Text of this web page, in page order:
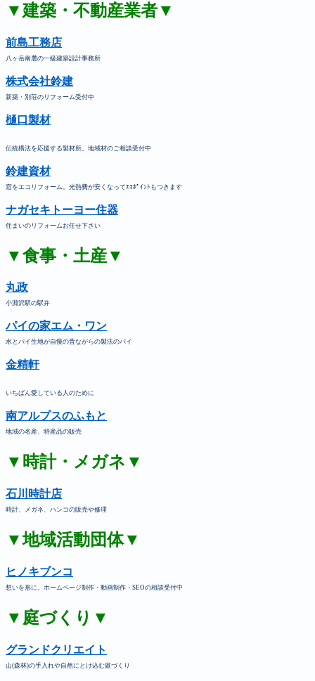
▼建築・不動産業者▼
前島工務店
八ヶ岳南麓の一級建築設計事務所
株式会社鈴建
新築・別荘のリフォーム受付中
樋口製材
伝統構法を応援する製材所。地域材のご相談受付中
鈴建資材
窓をエコリフォーム。光熱費が安くなってｴｺﾎﾟｲﾝﾄもつきます
ナガセキトーヨー住器
住まいのリフォームお任せ下さい
▼食事・土産▼
丸政
小淵沢駅の駅弁
パイの家エム・ワン
水とパイ生地が自慢の昔ながらの製法のパイ
金精軒
いちばん愛している人のために
南アルプスのふもと
地域の名産、特産品の販売
▼時計・メガネ▼
石川時計店
時計、メガネ、ハンコの販売や修理
▼地域活動団体▼
ヒノキブンコ
想いを形に。ホームページ制作・動画制作・SEOの相談受付中
▼庭づくり▼
グランドクリエイト
山(森林)の手入れや自然にとけ込む庭づくり